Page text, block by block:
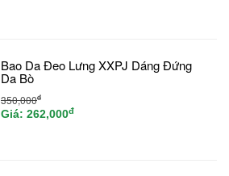
Bao Da Đeo Lưng XXPJ Dáng Đứng
Da Bò
350,000đ
Giá: 262,000đ